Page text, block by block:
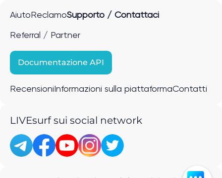
Aiuto ReclamoSupporto / Contattaci
Referral / Partner
Documentazione API
Recensioni Informazioni sulla piattaformaContatti
LIVEsurf sui social network